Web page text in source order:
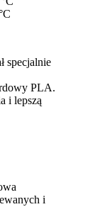
specjalnie
PLA.
i lepszą
i